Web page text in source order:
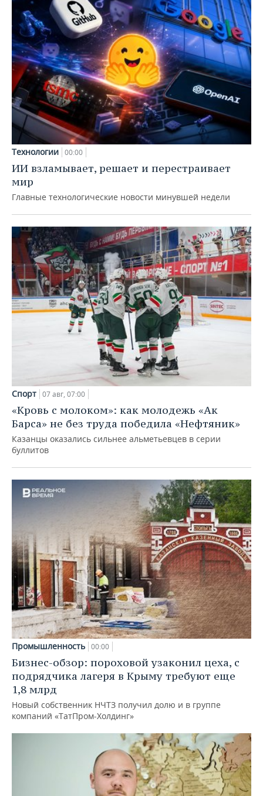
Технологии 00:00
ИИ взламывает, решает и перестраивает
мир
Главные технологические новости минувшей недели
Спорт 07 авг, 07:00
«Кровь с молоком»: как молодежь «Ак
Барса» не без труда победила «Нефтяник»
Казанцы оказались сильнее альметьевцев в серии
буллитов
Промышленность 00:00
Бизнес-обзор: пороховой узаконил цеха, с
подрядчика лагеря в Крыму требуют еще
1,8 млрд
Новый собственник НЧТЗ получил долю и в группе
компаний «ТатПром-Холдинг»